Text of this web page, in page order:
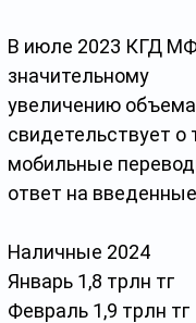
В июле 2023 КГД МФ
значительному
увеличению
свидетельствует
мобильные
ответ на
Наличные 2024
Январь 1,8 трлн тг
Февраль 1,9 трлн тг